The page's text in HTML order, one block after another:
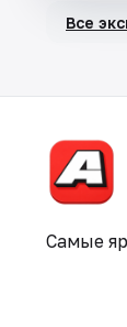
Все
Самые